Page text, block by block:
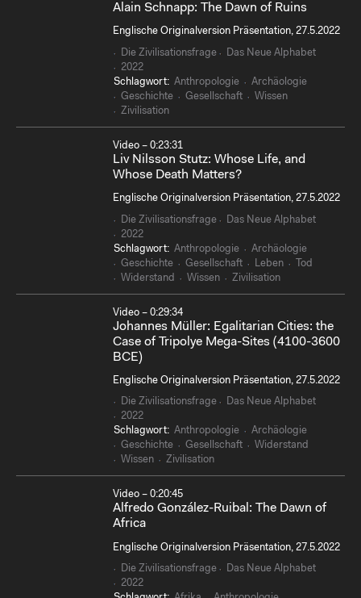
Alain Schnapp: The Dawn of Ruins
Englische Originalversion Präsentation, 27.5.2022
Die Zivilisationsfrage
Das Neue Alphabet
2022
Schlagwort: Anthropologie
Archäologie
Geschichte
Gesellschaft
Wissen
Zivilisation
Video – 0:23:31
Liv Nilsson Stutz: Whose Life, and
Whose Death Matters?
Englische Originalversion Präsentation, 27.5.2022
Die Zivilisationsfrage
Das Neue Alphabet
2022
Schlagwort: Anthropologie
Archäologie
Geschichte
Gesellschaft Leben
Tod
Widerstand
Wissen Zivilisation
Video – 0:29:34
Johannes Müller: Egalitarian Cities: the
Case of Tripolye Mega-Sites (4100-3600
BCE)
Englische Originalversion Präsentation, 27.5.2022
Die Zivilisationsfrage
Das Neue Alphabet
2022
Schlagwort: Anthropologie
Archäologie
Geschichte
Gesellschaft
Widerstand
Wissen
Zivilisation
Video – 0:20:45
Alfredo González-Ruibal: The Dawn of
Africa
Englische Originalversion Präsentation, 27.5.2022
Die Zivilisationsfrage
Das Neue Alphabet
2022